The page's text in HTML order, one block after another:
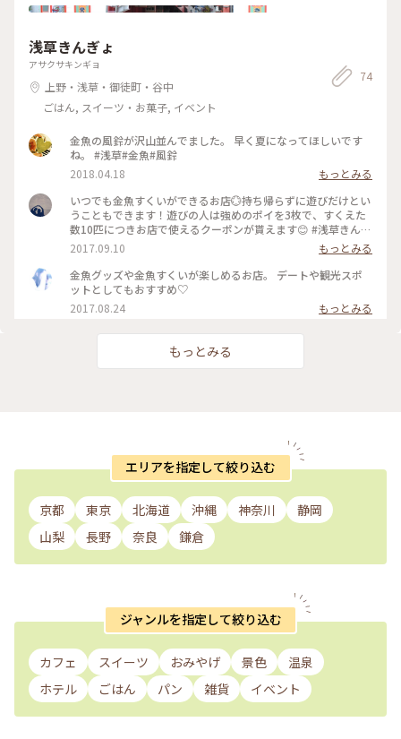
浅草きんぎょ
アサクサキンギョ
上野・浅草・御徒町・谷中
ごはん, スイーツ・お菓子, イベント
74
金魚の風鈴が沢山並んでました。 早く夏になってほしいです
ね。 #浅草#金魚#風鈴
2018.04.18
もっとみる
いつでも金魚すくいができるお店💮持ち帰らずに遊びだけとい
うこともできます！遊びの人は強めのポイを3枚で、すくえた
数10匹につきお店で使えるクーポンが貰えます😊 #浅草きんぎ
ょ #金魚すくい #涼
2017.09.10
もっとみる
金魚グッズや金魚すくいが楽しめるお店。 デートや観光スポ
ットとしてもおすすめ♡
2017.08.24
もっとみる
もっとみる
エリアを指定して絞り込む
京都 東京 北海道 沖縄 神奈川
静岡
山梨
長野 奈良 鎌倉
ジャンルを指定して絞り込む
カフェ スイーツ おみやげ 景色
温泉
ホテル
ごはん パン 雑貨 イベント